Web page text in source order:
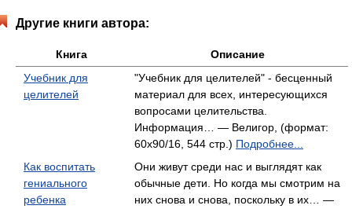
Другие книги автора:
Книга
Описание
Учебник для
целителей
"Учебник для целителей" - бесценный
материал для всех, интересующихся
вопросами целительства.
Информация… — Велигор, (формат:
60x90/16, 544 стр.) Подробнее...
Как воспитать
гениального
ребенка
Они живут среди нас и выглядят как
обычные дети. Но когда мы смотрим на
них снова и снова, поскольку в их… —